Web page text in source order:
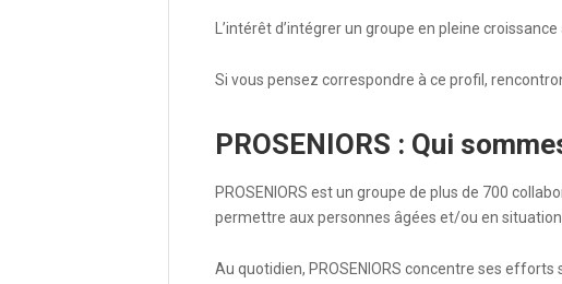
L’intérêt d’intégrer un groupe en pleine
Si vous pensez correspondre à ce profil,
PROSENIORS : Qui
PROSENIORS est un groupe de plus de 700
permettre aux personnes âgées et/ou en
Au quotidien, PROSENIORS concentre ses